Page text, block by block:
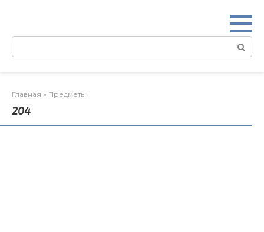
Поиск:
Главная » Предметы
204